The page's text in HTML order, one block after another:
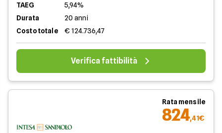
TAEG
5,94%
Durata
20 anni
Costo totale
€ 124.736,47
Verifica fattibilità
Rata mensile
824,41€